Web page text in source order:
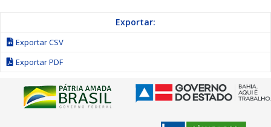
Exportar:
Exportar CSV
Exportar PDF